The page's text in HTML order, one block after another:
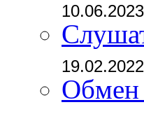
10.06.2023
19.02.2022
Обмен